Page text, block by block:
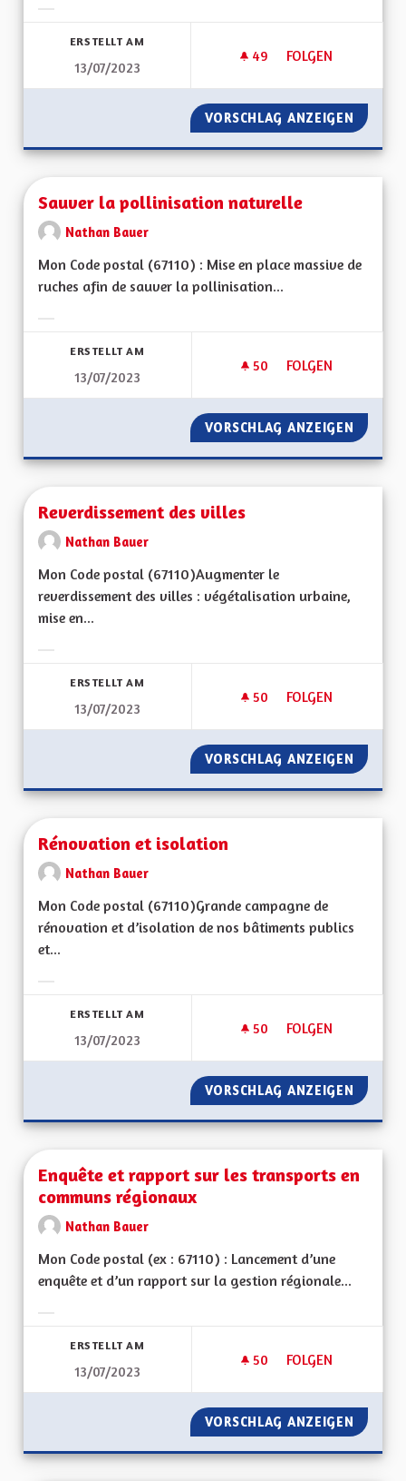
ERSTELLT AM
13/07/2023
49 49 FOLLOWER
FOLGEN
COLORER LES
VORSCHLAG ANZEIGEN
Sauver la pollinisation naturelle
Nathan Bauer
Mon Code postal (67110) : Mise en place massive de
ruches afin de sauver la pollinisation...
ERSTELLT AM
13/07/2023
50 50 FOLLOWER
FOLGEN
SAUVER LA
VORSCHLAG ANZEIGEN
Reverdissement des villes
Nathan Bauer
Mon Code postal (67110) Augmenter le
reverdissement des villes : végétalisation urbaine,
mise en...
ERSTELLT AM
13/07/2023
50 50 FOLLOWER
FOLGEN
REVERDISSEMENT
VORSCHLAG ANZEIGEN
Rénovation et isolation
Nathan Bauer
Mon Code postal (67110)Grande campagne de
rénovation et d’isolation de nos bâtiments publics
et...
ERSTELLT AM
13/07/2023
50 50 FOLLOWER
FOLGEN
RÉNOVATION ET
VORSCHLAG ANZEIGEN
Enquête et rapport sur les transports en
communs régionaux
Nathan Bauer
Mon Code postal (ex : 67110) : Lancement d’une
enquête et d’un rapport sur la gestion régionale...
ERSTELLT AM
13/07/2023
50 50 FOLLOWER
FOLGEN
ENQUÊTE ET
VORSCHLAG ANZEIGEN